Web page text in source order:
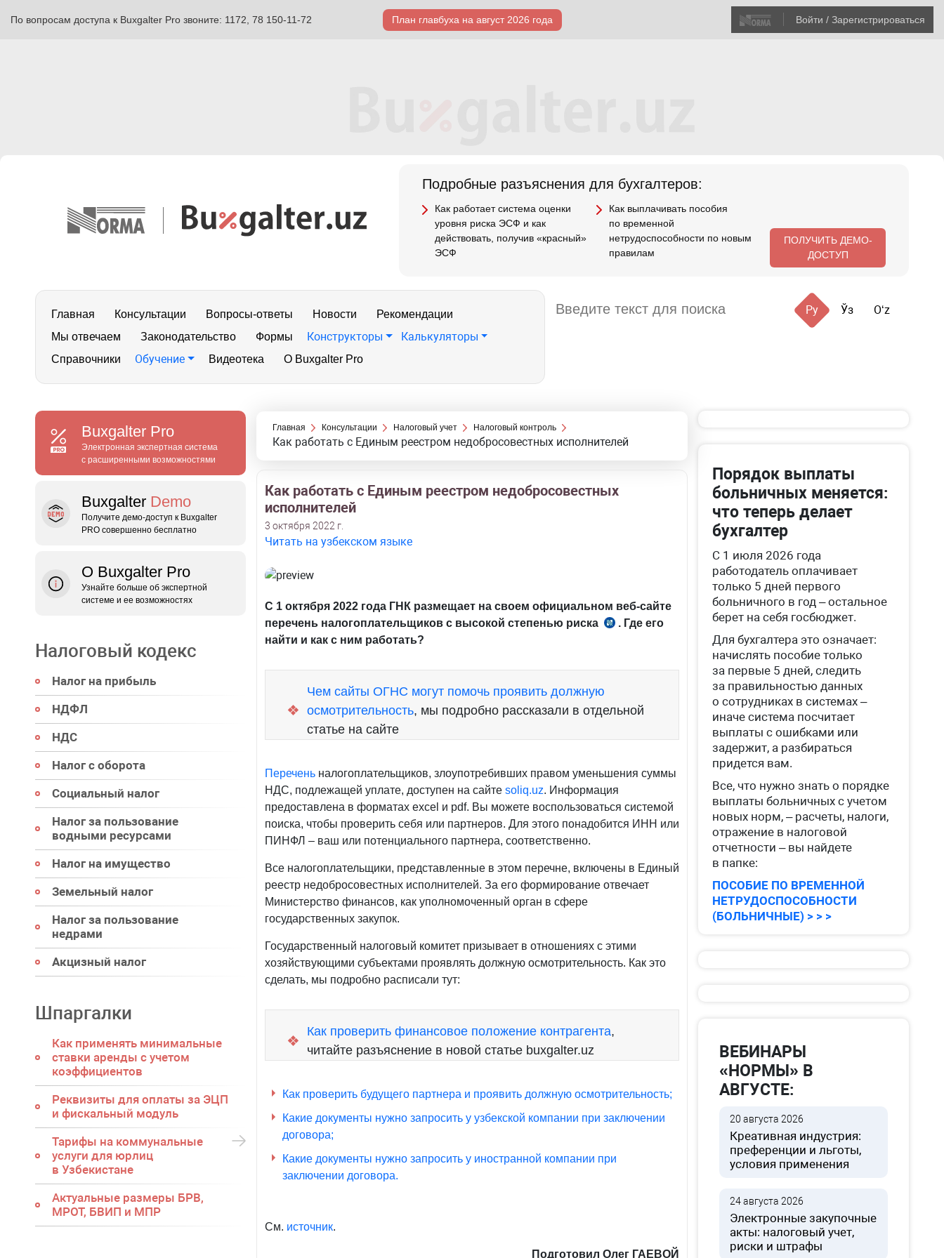
По вопросам доступа к Buxgalter Pro звоните: 1172, 78 150-11-72 План главбуха на август 2026 года Войти / Зарегистрироваться
Подробные разъяснения для бухгалтеров:
Как работает система оценки
уровня риска ЭСФ и как
действовать, получив «красный»
ЭСФ
Как выплачивать пособия
по временной
нетрудоспособности по новым
правилам
ПОЛУЧИТЬ ДЕМО-
ДОСТУП
Главная Консультации Вопросы-ответы Новости
Рекомендации
Мы отвечаем
Законодательство Формы Конструкторы Калькуляторы
Справочники Обучение Видеотека О Buxgalter Pro
Ру Ўз Oʻz
Buxgalter Pro
Электронная экспертная система
с расширенными возможностями
Buxgalter Demo
Получите демо‑доступ к Buxgalter
PRO совершенно бесплатно
О Buxgalter Pro
Узнайте больше об экспертной
системе и ее возможностях
Налоговый кодекс
Налог на прибыль
НДФЛ
НДС
Налог с оборота
Социальный налог
Налог за пользование
водными ресурсами
Налог на имущество
Земельный налог
Налог за пользование
недрами
Акцизный налог
Шпаргалки
Как применять минимальные
ставки аренды с учетом
коэффициентов
Реквизиты для оплаты за ЭЦП
и фискальный модуль
Тарифы на коммунальные
услуги для юрлиц
в Узбекистане
Актуальные размеры БРВ,
МРОТ, БВИП и МПР
Главная Консультации Налоговый учет Налоговый контроль
Как работать с Единым реестром недобросовестных исполнителей
Как работать с Единым реестром недобросовестных
исполнителей
3 октября 2022 г.
Читать на узбекском языке
C 1 октября 2022 года ГНК размещает на своем официальном веб-сайте
перечень налогоплательщиков с высокой степенью риска
п.
от
22.08.2022
. Где его
найти и как с ним работать?
❖
Чем сайты ОГНС могут помочь проявить должную
осмотрительность, мы подробно рассказали в отдельной
статье на сайте
Переченьналогоплательщиков, злоупотребивших правом уменьшения суммы
НДС, подлежащей уплате, доступен на сайте soliq.uz. Информация
предоставлена в форматах excel и pdf. Вы можете воспользоваться системой
поиска, чтобы проверить себя или партнеров. Для этого понадобится ИНН или
ПИНФЛ – ваш или потенциального партнера, соответственно.
Все налогоплательщики, представленные в этом перечне, включены в Единый
реестр недобросовестных исполнителей. За его формирование отвечает
Министерство финансов, как уполномоченный орган в сфере
государственных закупок.
Государственный налоговый комитет призывает в отношениях с этими
хозяйствующими субъектами проявлять должную осмотрительность. Как это
сделать, мы подробно расписали тут:
❖
Как проверить финансовое положение контрагента,
читайте разъяснение в новой статье buxgalter.uz
Как проверить будущего партнера и проявить должную осмотрительность;
Какие документы нужно запросить у узбекской компании при заключении
договора;
Какие документы нужно запросить у иностранной компании при
заключении договора.
См. источник.
Подготовил Олег ГАЕВОЙ
Порядок выплаты
больничных меняется:
что теперь делает
бухгалтер
С 1 июля 2026 года
работодатель оплачивает
только 5 дней первого
больничного в год – остальное
берет на себя госбюджет.
Для бухгалтера это означает:
начислять пособие только
за первые 5 дней, следить
за правильностью данных
о сотрудниках в системах –
иначе система посчитает
выплаты с ошибками или
задержит, а разбираться
придется вам.
Все, что нужно знать о порядке
выплаты больничных с учетом
новых норм, – расчеты, налоги,
отражение в налоговой
отчетности – вы найдете
в папке:
ПОСОБИЕ ПО ВРЕМЕННОЙ
НЕТРУДОСПОСОБНОСТИ
(БОЛЬНИЧНЫЕ) > > >
ВЕБИНАРЫ
«НОРМЫ» В
АВГУСТЕ:
20 августа 2026
Креативная индустрия:
преференции и льготы,
условия применения
24 августа 2026
Электронные закупочные
акты: налоговый учет,
риски и штрафы